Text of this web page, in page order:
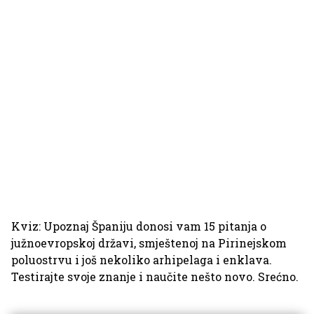
Kviz: Upoznaj Španiju donosi vam 15 pitanja o
južnoevropskoj državi, smještenoj na Pirinejskom
poluostrvu i još nekoliko arhipelaga i enklava.
Testirajte svoje znanje i naučite nešto novo. Srećno.